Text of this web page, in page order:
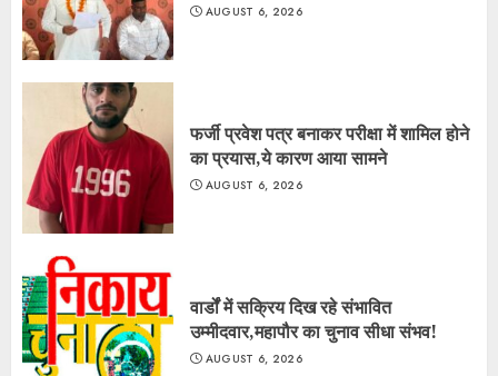
AUGUST 6, 2026
फर्जी प्रवेश पत्र बनाकर परीक्षा में शामिल होने
का प्रयास,ये कारण आया सामने
AUGUST 6, 2026
वार्डों में सक्रिय दिख रहे संभावित
उम्मीदवार,महापौर का चुनाव सीधा संभव!
AUGUST 6, 2026